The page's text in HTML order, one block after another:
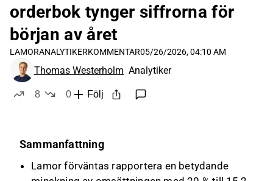
orderbok tynger siffrorna för
början av året
LAMORANALYTIKERKOMMENTAR05/26/2026, 04:10 AM
Thomas Westerholm Analytiker
8
0
Följ
Sammanfattning
Lamor förväntas rapportera en betydande